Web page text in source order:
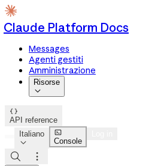
Claude Platform Docs
Messages
Agenti gestiti
Amministrazione
Risorse


API reference
Italiano


Console

